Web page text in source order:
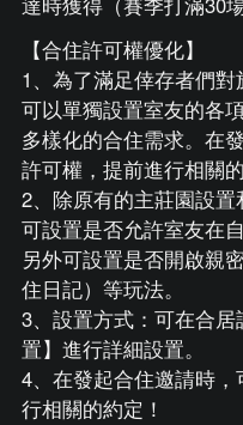
【合住許可權優化】
1、為了滿足倖存者們
可以單獨設置室友的各
多樣化的合住需求。在
許可權，提前進行相關
2、除原有的主莊園設
可設置是否允許室友在
另外可設置是否開啟親
住日記）等玩法。
3、設置方式：可在合
置】進行詳細設置。
4、在發起合住邀請時
行相關的約定！